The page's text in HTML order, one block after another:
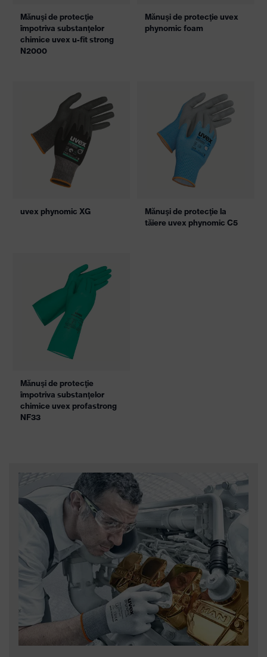
Mănuşi de protecţie
împotriva substanţelor
chimice uvex u-fit strong
N2000
Mănuşi de protecţie uvex
phynomic foam
uvex phynomic XG
Mănuşi de protecţie la
tăiere uvex phynomic C5
Mănuşi de protecţie
împotriva substanţelor
chimice uvex profastrong
NF33